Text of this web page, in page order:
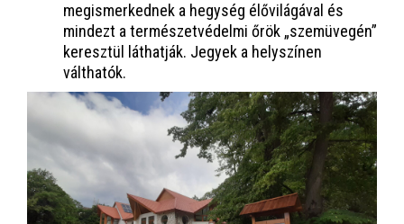
megismerkednek a hegység élővilágával és
mindezt a természetvédelmi őrök „szemüvegén”
keresztül láthatják. Jegyek a helyszínen
válthatók.